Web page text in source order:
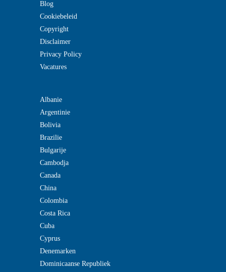
Blog
Cookiebeleid
Copyright
Disclaimer
Privacy Policy
Vacatures
Albanie
Argentinie
Bolivia
Brazilie
Bulgarije
Cambodja
Canada
China
Colombia
Costa Rica
Cuba
Cyprus
Denemarken
Dominicaanse Republiek